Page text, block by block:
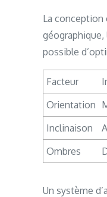
La conception
possible
Facteur
Orientation
Inclinaison
Ombres
Un système